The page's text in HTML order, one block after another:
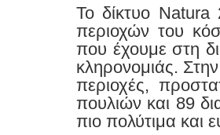
Το δίκτυο Natura
περιοχών του
που έχουμε στη
κληρονομιάς.
περιοχές,
πουλιών και 89
πιο πολύτιμα και